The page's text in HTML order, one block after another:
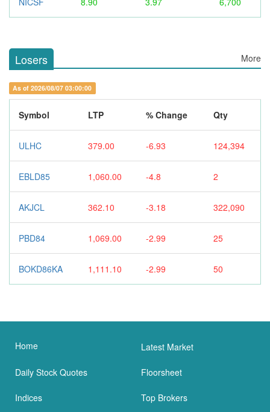
Losers More
As of 2026/08/07 03:00:00
Symbol LTP % Change Qty
ULHC 379.00 -6.93 124,394
EBLD85 1,060.00 -4.8 2
AKJCL 362.10 -3.18 322,090
PBD84 1,069.00 -2.99 25
BOKD86KA 1,111.10 -2.99 50
Home Latest Market
Daily Stock Quotes Floorsheet
Indices Top Brokers